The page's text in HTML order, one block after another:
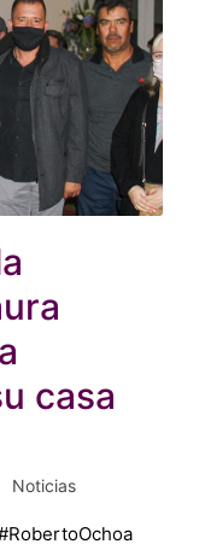
casa
Publicado
en
Noticias